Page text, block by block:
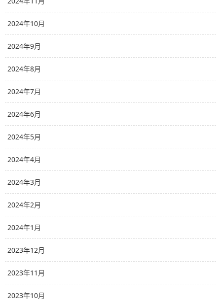
2024年10月
2024年9月
2024年8月
2024年7月
2024年6月
2024年5月
2024年4月
2024年3月
2024年2月
2024年1月
2023年12月
2023年11月
2023年10月